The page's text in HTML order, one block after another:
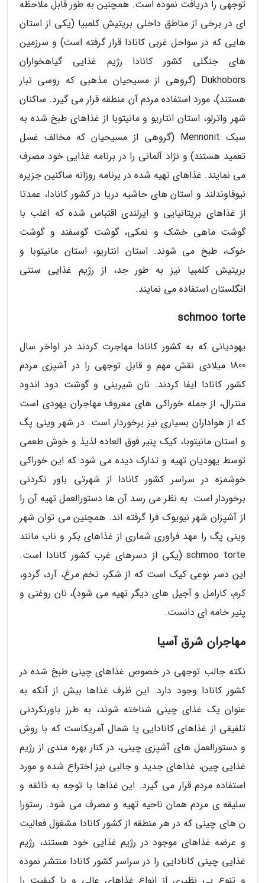
توجهی را دریافت نموده است. همچنین به طور قابل ملاحظه
ای در برخی از مناطق داخلی بریتیش کلمبیا (یکی از استان
هایی که در سواحل غربی کانادا قرار گرفته است) و سرزمین
های جنگلی کشور کانادا رژیم غذایی گیاهخواران
Dukhobors (گروهی از مسیحیان مذهبی که روسی تبار
هستند)، مورد استفاده مردم آن منطقه قرار می گیرد. ساکنان
شهر واترلو، استان انتاریو و مانیتوبا از غذاهای طبخ شده به
سبک Mennonit (گروهی از مسیحیان که مخالف غسل
تعمید هستند) و نژاد آلمانی را در برنامه غذایی خود مصرف
می نمایند. غذاهای تهیه شده در برنامه روزانه ساکنین جزیره
نیوفاوندلند و استان های حاشیه دریا در کشور کانادا، عمدتا
از غذاهای بریتانیایی و ایرلندی اقتباس شده که اغلب با
گوشت ماهی خشک و نمکی، گوشت گوسفند و گوشت
خوک، طبخ می شوند. استان انتاریو، استان مانیتوبا و
بریتیش کلمبیا نیز به طور جد، از رژیم غذایی سنتی
انگلستان استفاده می نمایند.
schmoo torte
یهودیانی که به کشور کانادا مهاجرت کردند در اواخر سال
1800 میلادی نقش مهم و قابل توجهی را در آشپزی مردم
کشور کانادا ایفا کردند. نان شیرینی و گوشت دود اندود
منترال، از جمله خوراکی های معروف مهاجران یهودی است
که از هواداران بسیاری نیز برخوردار است. در شهر وینی پگ
و استان مانیتوبا، کیک پنیر فوق العاده لذیذ و خوش طعمی
توسط یهودیان تهیه و تدارک دیده می شود که این خوراکی
خوشمزه در سراسر کشور کانادا از شهرتی باور نکردنی
برخوردار است. به نظر می رسد آن ها دستورالعمل تهیه آن را
از آشپزان شهر نیویوک فرا گرفته اند. همچنین می توان شهر
وینی پگ را مهد فراوری شماری از غذاهای بکر و ناب مانند
schmoo torte (یکی از دسرهای غرب کشور کانادا است.
این دسر نوعی کیک است که از شکر، تخم مرغ، آرد، گردو،
کرم، کارامل و آجیل های دیگر تهیه می شود)، نان روغنی و
پنیر خامه ای دانست.
مهاجران شرق آسیا
نکته جالب توجهی در خصوص غذاهای چینی طبخ شده در
کشور کانادا وجود دارد. این ظرف غذاها بیش از آنکه به
عنوان یک غذای چینی شناخته شوند، به طرز باورنکردنی
تلفیقی از غذاهای کانادایی یا شمال آمریکاست که با روش
و دستورالعمل های آشپزی چینی، در کنار بهره مندی از رژیم
غذایی چین، غذاهای جدید و جالبی نیز اختراع شده و مورد
استفاده مردم قرار می گیرد. این غذاها با توجه به ذائقه و
سلیقه ی مردم همان ناحیه تهیه و مصرف می شود. رستورا
ن های چینی که در هر منطقه از کشور کانادا مشغول فعالیت
و عرضه غذاهای موجود در رژیم غذایی خود هستند، رژیم
غذایی چینی کانادایی را در سراسر کشور کانادا منتشر نموده